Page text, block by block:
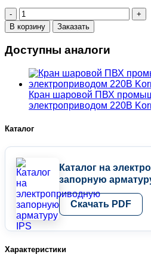
Количество
товара
Шаровый
ПВХ
промышленный
клеевой
с
электроприводом
24V
d
DN32
FPM/PTFE
PN16
IPS
В корзину Заказать
Доступны аналоги
Кран шаровой ПВХ
электроприводом 220В
Каталог
Каталог на
запорную
Скачать PDF
Характеристики